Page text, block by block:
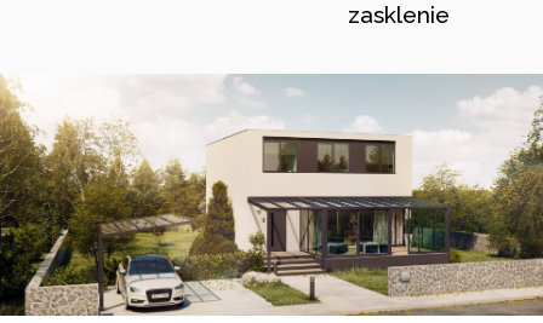
zasklenie